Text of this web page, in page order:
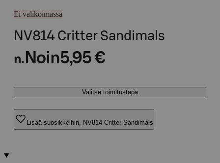
Ei valikoimassa
NV814 Critter Sandimals
n. Noin5,95 €
Valitse toimitustapa
Lisää suosikkeihin, NV814 Critter Sandimals